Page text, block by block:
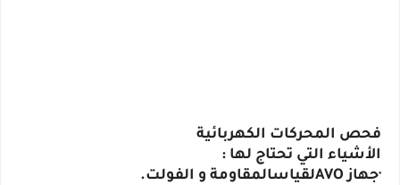
فحص المحركات الكهربائية
الأشياء التي تحتاج لها :
·جهاز AVOلقياسالمقاومة و الفولت.